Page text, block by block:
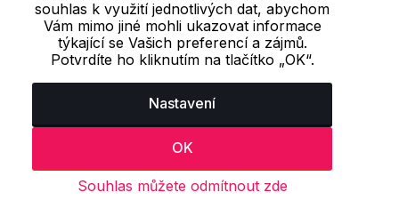
Cookie - podrobné nastavení| Další informace| Ochrana osobních
souhlas k využití jednotlivých dat, abychom
Vám mimo jiné mohli ukazovat informace
týkající se Vašich preferencí a zájmů.
Potvrdíte ho kliknutím na tlačítko „OK“.
Nastavení
OK
Souhlas můžete odmítnout zde